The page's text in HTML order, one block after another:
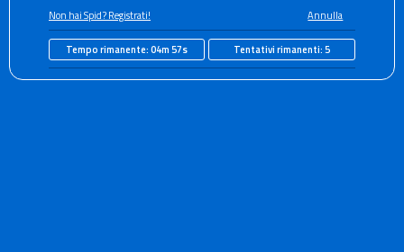
Non hai Spid? Registrati! Annulla
Tempo rimanente:04m 57s Tentativi rimanenti:5